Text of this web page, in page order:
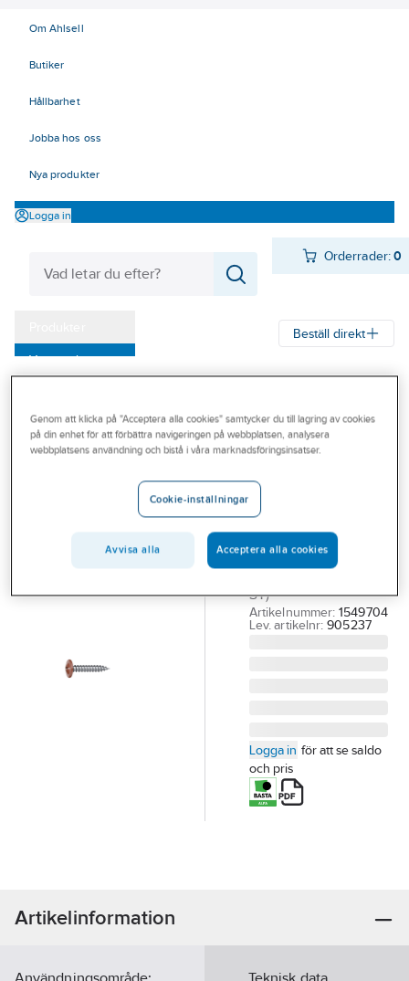
Om Ahlsell
Butiker
Hållbarhet
Jobba hos oss
Nya produkter
Logga in
Orderrader:0
Varumärken
Outlet
Branscher
Beställ direkt
EJOT
Montageskruv
lackerad Ejofix-
M
MONTAGESKRUV
EJOFIX-M 4.2X25
LJUSRÖD 742 (500
ST)
Artikelnummer: 1549704
Lev. artikelnr: 905237
Logga in för att se saldo
och pris
Artikelinformation
Genom att klicka på "Acceptera alla cookies" samtycker du till lagring av cookies
på din enhet för att förbättra navigeringen på webbplatsen, analysera
webbplatsens användning och bistå i våra marknadsföringsinsatser.
Cookie-inställningar
Avvisa alla Acceptera alla cookies